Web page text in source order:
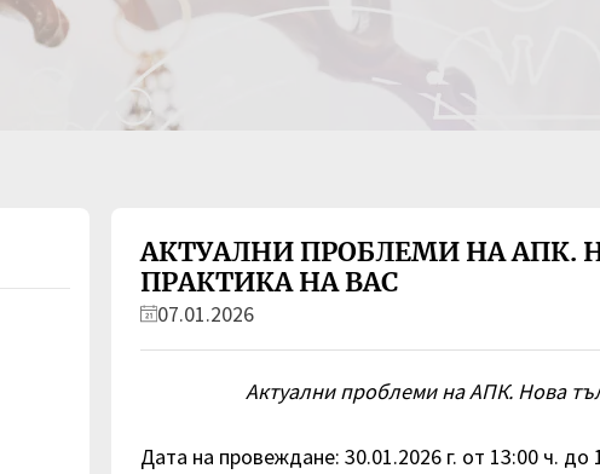
АКТУАЛНИ ПРОБЛЕМИ НА АПК.
ПРАКТИКА НА ВАС
07.01.2026
Актуални проблеми на АПК. Нова
Дата на провеждане: 30.01.2026 г. от 13:00 ч. до